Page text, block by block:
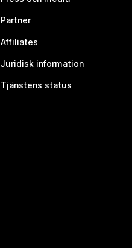
Partner
Affiliates
Juridisk information
Tjänstens status